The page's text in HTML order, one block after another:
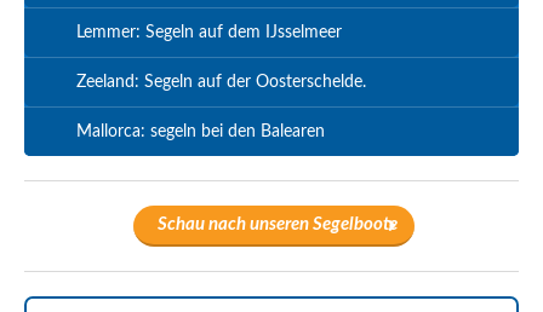
Lemmer: Segeln auf dem IJsselmeer
Zeeland: Segeln auf der Oosterschelde.
Mallorca: segeln bei den Balearen
Schau nach unseren Segelboote